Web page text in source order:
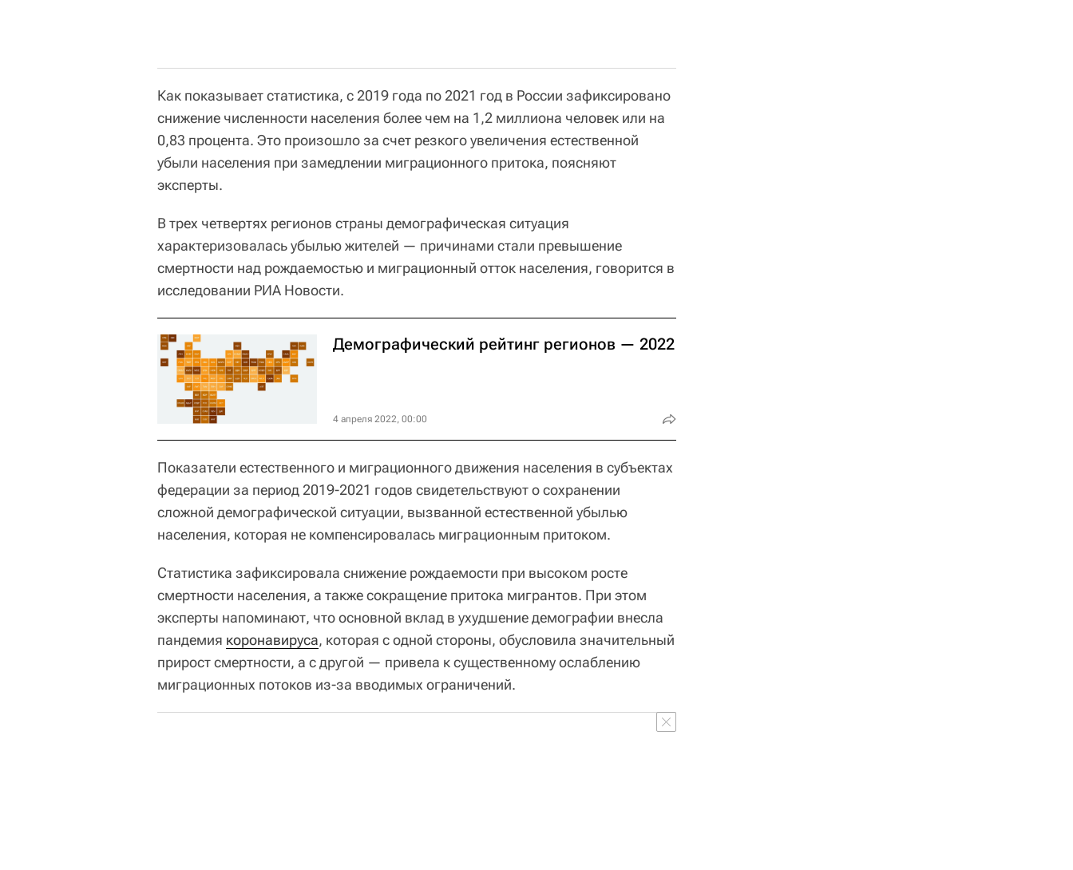
Как показывает статистика, с 2019 года по 2021 год в России зафиксировано
снижение численности населения более чем на 1,2 миллиона человек или на
0,83 процента. Это произошло за счет резкого увеличения естественной
убыли населения при замедлении миграционного притока, поясняют
эксперты.
В трех четвертях регионов страны демографическая ситуация
характеризовалась убылью жителей — причинами стали превышение
смертности над рождаемостью и миграционный отток населения, говорится в
исследовании РИА Новости.
Демографический рейтинг регионов — 2022
4 апреля 2022, 00:00
Показатели естественного и миграционного движения населения в субъектах
федерации за период 2019-2021 годов свидетельствуют о сохранении
сложной демографической ситуации, вызванной естественной убылью
населения, которая не компенсировалась миграционным притоком.
Статистика зафиксировала снижение рождаемости при высоком росте
смертности населения, а также сокращение притока мигрантов. При этом
эксперты напоминают, что основной вклад в ухудшение демографии внесла
пандемия коронавируса, которая с одной стороны, обусловила значительный
прирост смертности, а с другой — привела к существенному ослаблению
миграционных потоков из-за вводимых ограничений.